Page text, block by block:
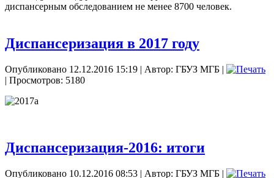
диспансерным обследованием не менее 8700 человек.
Диспансеризация в 2017 году
Опубликовано 12.12.2016 15:19 | Автор: ГБУЗ МГБ |
| Просмотров: 5180
Диспансеризация-2016: итоги
Опубликовано 10.12.2016 08:53 | Автор: ГБУЗ МГБ |